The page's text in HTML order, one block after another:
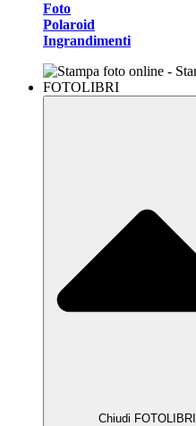
Foto
Polaroid
Ingrandimenti
FOTOLIBRI
Chiudi FOTOLIBRI